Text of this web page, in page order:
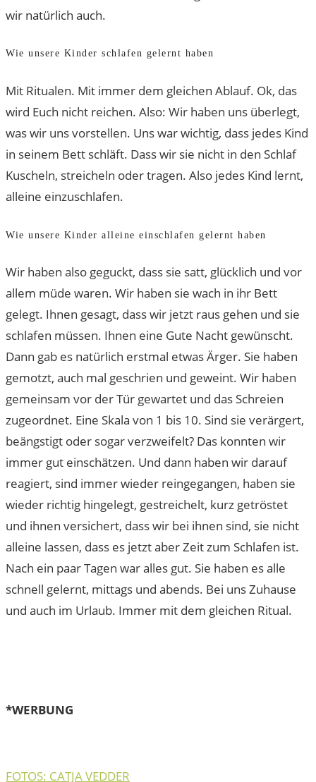
wir natürlich auch.
Wie unsere Kinder schlafen gelernt haben
Mit Ritualen. Mit immer dem gleichen Ablauf. Ok, das
wird Euch nicht reichen. Also: Wir haben uns überlegt,
was wir uns vorstellen. Uns war wichtig, dass jedes Kind
in seinem Bett schläft. Dass wir sie nicht in den Schlaf
Kuscheln, streicheln oder tragen. Also jedes Kind lernt,
alleine einzuschlafen.
Wie unsere Kinder alleine einschlafen gelernt haben
Wir haben also geguckt, dass sie satt, glücklich und vor
allem müde waren. Wir haben sie wach in ihr Bett
gelegt. Ihnen gesagt, dass wir jetzt raus gehen und sie
schlafen müssen. Ihnen eine Gute Nacht gewünscht.
Dann gab es natürlich erstmal etwas Ärger. Sie haben
gemotzt, auch mal geschrien und geweint. Wir haben
gemeinsam vor der Tür gewartet und das Schreien
zugeordnet. Eine Skala von 1 bis 10. Sind sie verärgert,
beängstigt oder sogar verzweifelt? Das konnten wir
immer gut einschätzen. Und dann haben wir darauf
reagiert, sind immer wieder reingegangen, haben sie
wieder richtig hingelegt, gestreichelt, kurz getröstet
und ihnen versichert, dass wir bei ihnen sind, sie nicht
alleine lassen, dass es jetzt aber Zeit zum Schlafen ist.
Nach ein paar Tagen war alles gut. Sie haben es alle
schnell gelernt, mittags und abends. Bei uns Zuhause
und auch im Urlaub. Immer mit dem gleichen Ritual.
*WERBUNG
FOTOS: CATJA VEDDER